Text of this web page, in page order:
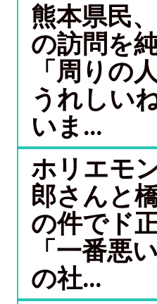
熊本県民
の訪問を
「周りの
うれしい
いま...
ホリエモ
郎さんと
の件でド
「一番
の社...